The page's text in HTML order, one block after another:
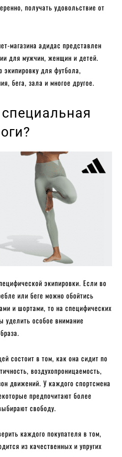
получать удовольствие от
магазина адидас представлен
для мужчин, женщин и детей.
для футбола,
бега, зала и многое другое.
экипировки. Если во
или беге можно обойтись
и шортами, то на специфических
уделить особое внимание
состоит в том, как она сидит по
воздухопроницаемость,
движений. У каждого спортсмена
предпочитают более
свободу.
каждого покупателя в том,
из качественных и упругих